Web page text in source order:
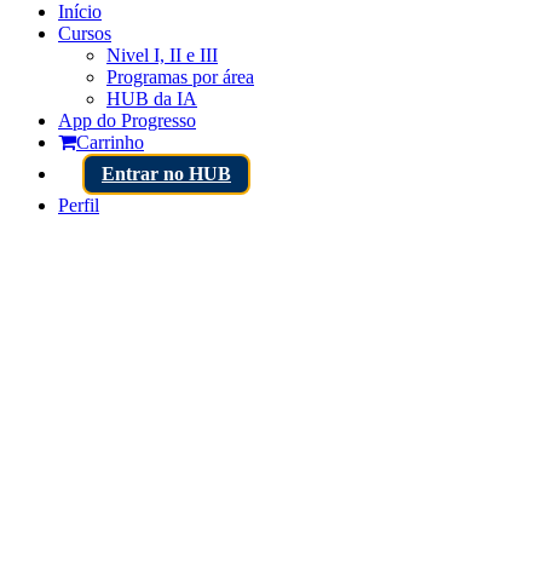
Início
Cursos
Nivel I, II e III
Programas por área
HUB da IA
App do Progresso
Carrinho
Entrar no HUB
Perfil